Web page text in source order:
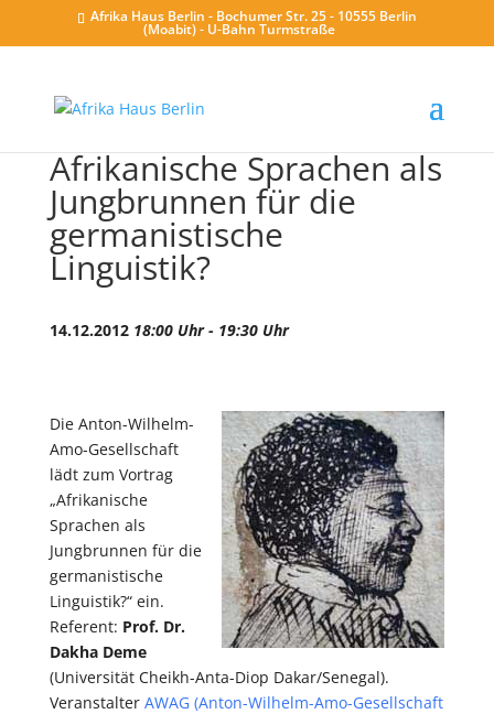
Afrika Haus Berlin - Bochumer Str. 25 - 10555 Berlin
(Moabit) - U-Bahn Turmstraße
Afrikanische Sprachen als
Jungbrunnen für die
germanistische
Linguistik?
14.12.2012 18:00 Uhr - 19:30 Uhr
Die Anton-Wilhelm-
Amo-Gesellschaft
lädt zum Vortrag
„Afrikanische
Sprachen als
Jungbrunnen für die
germanistische
Linguistik?“ ein.
Referent: Prof. Dr.
Dakha Deme
(Universität Cheikh-Anta-Diop Dakar/Senegal).
Veranstalter AWAG (Anton-Wilhelm-Amo-Gesellschaft